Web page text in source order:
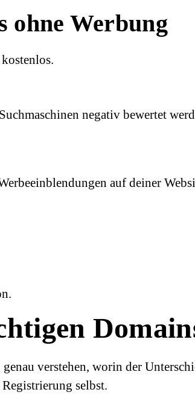
ohne Werbung
negativ bewertet
auf deiner
genau verstehen, worin der
selbst.